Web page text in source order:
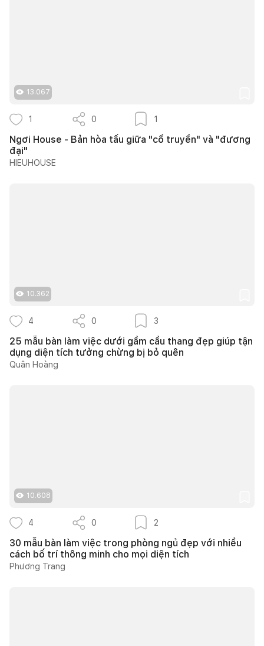
13.067
1 0 1
Ngơi House - Bản hòa tấu giữa "cổ truyền" và "đương
đại"
HIEUHOUSE
10.362
4 0 3
25 mẫu bàn làm việc dưới gầm cầu thang đẹp giúp tận
dụng diện tích tưởng chừng bị bỏ quên
Quân Hoàng
10.608
4 0 2
30 mẫu bàn làm việc trong phòng ngủ đẹp với nhiều
cách bố trí thông minh cho mọi diện tích
Phương Trang